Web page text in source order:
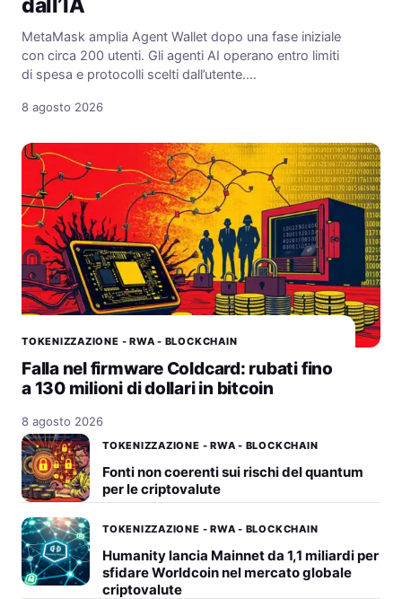
dall’IA
MetaMask amplia Agent Wallet dopo una fase iniziale
con circa 200 utenti. Gli agenti AI operano entro limiti
di spesa e protocolli scelti dall’utente.…
8 agosto 2026
TOKENIZZAZIONE - RWA - BLOCKCHAIN
Falla nel firmware Coldcard: rubati fino
a 130 milioni di dollari in bitcoin
8 agosto 2026
TOKENIZZAZIONE - RWA - BLOCKCHAIN
Fonti non coerenti sui rischi del quantum
per le criptovalute
TOKENIZZAZIONE - RWA - BLOCKCHAIN
Humanity lancia Mainnet da 1,1 miliardi per
sfidare Worldcoin nel mercato globale
criptovalute